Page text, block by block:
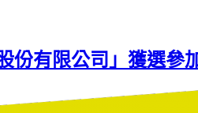
份有限公司」獲選參